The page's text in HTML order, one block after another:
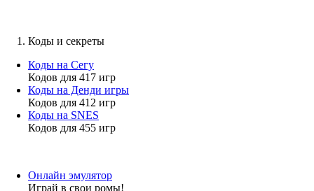
Коды и секреты
Коды на Сегу
Кодов для 417 игр
Коды на Денди игры
Кодов для 412 игр
Коды на SNES
Кодов для 455 игр
Онлайн эмулятор
Играй в свои ромы!